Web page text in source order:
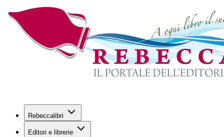
Rebeccalibri
Editori e librerie